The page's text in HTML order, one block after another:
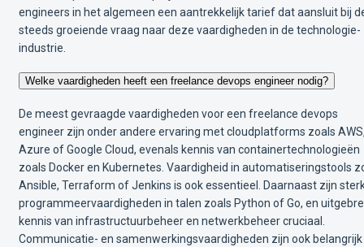
engineers in het algemeen een aantrekkelijk tarief dat aansluit bij
steeds groeiende vraag naar deze vaardigheden in de technologie-
industrie.
Welke vaardigheden heeft een freelance devops engineer nodig?
De meest gevraagde vaardigheden voor een freelance devops
engineer zijn onder andere ervaring met cloudplatforms zoals
Azure of Google Cloud, evenals kennis van containertechnologieën
zoals Docker en Kubernetes. Vaardigheid in automatiseringstools
Ansible, Terraform of Jenkins is ook essentieel. Daarnaast zijn
programmeervaardigheden in talen zoals Python of Go, en
kennis van infrastructuurbeheer en netwerkbeheer cruciaal.
Communicatie- en samenwerkingsvaardigheden zijn ook